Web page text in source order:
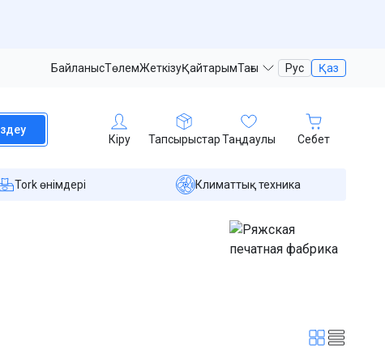
БайланысТөлемЖеткізуҚайтарымТағы Рус Қаз
Іздеу
Кіру ТапсырыстарТаңдаулы Себет
Tork өнімдері Климаттық техника